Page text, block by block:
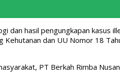
dan hasil pengungkapan kasus
dan UU Nomor 18
PT Berkah Rimba